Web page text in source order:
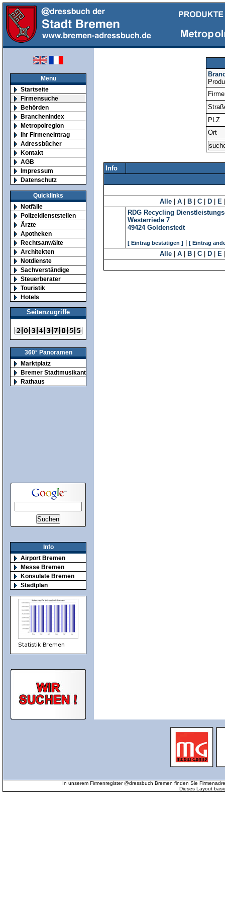
Menu
Startseite
Firmensuche
Behörden
Branchenindex
Metropolregion
Ihr Firmeneintrag
Adressbücher
Kontakt
AGB
Impressum
Datenschutz
Quicklinks
Notfälle
Polizeidienststellen
Ärzte
Apotheken
Rechtsanwälte
Architekten
Notdienste
Sachverständige
Steuerberater
Touristik
Hotels
Seitenzugriffe
360° Panoramen
Marktplatz
Bremer Stadtmusikanten
Rathaus
Info
Airport Bremen
Messe Bremen
Konsulate Bremen
Stadtplan
PLZ
Ort
Info
Alle A B C D E
RDG Recycling
Westerriede 7
49424 Goldenstedt
[ Eintrag bestätigen ] [ Eintrag
Alle A B C D E
In unserem Firmenregister @dressbuch Bremen finden Sie
Dieses Layout